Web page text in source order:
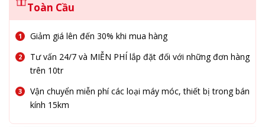
Toàn Cầu
Giảm giá lên đến 30% khi mua hàng
Tư vấn 24/7 và MIỄN PHÍ lắp đặt đối với những đơn hàng
trên 10tr
Vận chuyển miễn phí các loại máy móc, thiết bị trong bán
kính 15km